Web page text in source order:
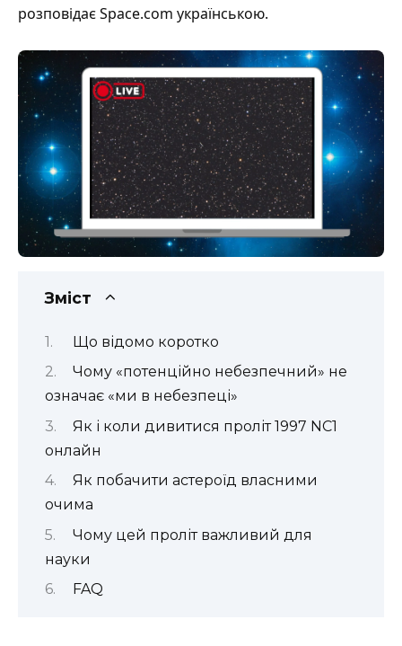
розповідаєSpace.com українською.
Зміст
Що відомо коротко
Чому «потенційно небезпечний» не
означає «ми в небезпеці»
Як і коли дивитися проліт 1997 NC1
онлайн
Як побачити астероїд власними
очима
Чому цей проліт важливий для
науки
FAQ